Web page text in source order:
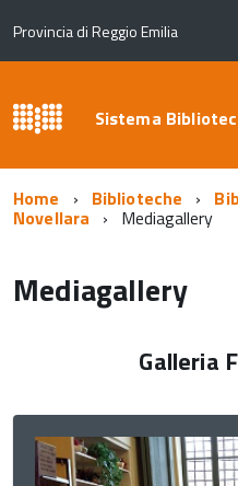
Provincia di Reggio Emilia
Sistema
Home Biblioteche
Novellara Mediagallery
Mediagallery
Galleria